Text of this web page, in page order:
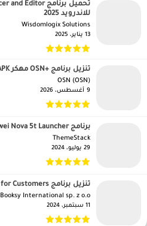
للاندرويد 2025
Wisdomlogix Solutions‏
13 يناير، 2025
تنزيل برنامج +OSN مهكر APK للاندرويد 2025 للاندرويد
OSN (OSN)‏
9 أغسطس، 2026
برنامج Huawei Nova 5t Launcher مهكر APK للاندرويد 2025
ThemeStack‏
29 يوليو، 2024
تنزيل برنامج Booksy for Customers مهكر APK للاندرويد 2025
Booksy International sp. z o.o.‏
11 سبتمبر، 2024